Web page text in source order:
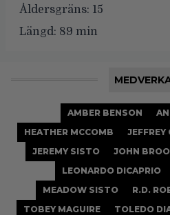
Åldersgräns: 15
Längd: 89 min
AMBER BENSON
HEATHER MCCOMB
JEFFREY
JEREMY SISTO
JOHN
LEONARDO DICAPRIO
MEADOW SISTO
R.D.
TOBEY MAGUIRE
TOLEDO